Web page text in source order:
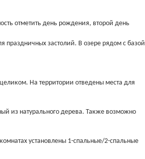
отметить день рождения, второй день
праздничных застолий. В озере рядом с базой
На территории отведены места для
из натурального дерева. Также возможно
установлены 1-спальные/2-спальные